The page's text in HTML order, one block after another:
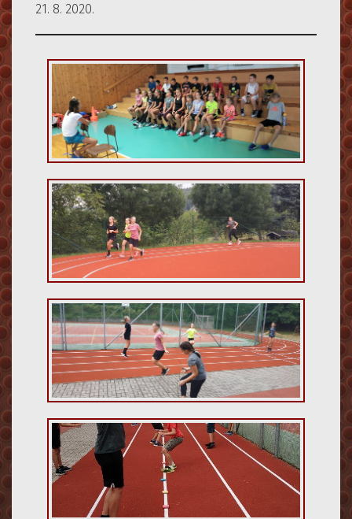
21. 8. 2020.